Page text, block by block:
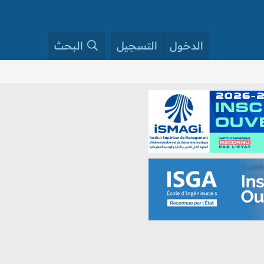
الدخول التسجيل البحث